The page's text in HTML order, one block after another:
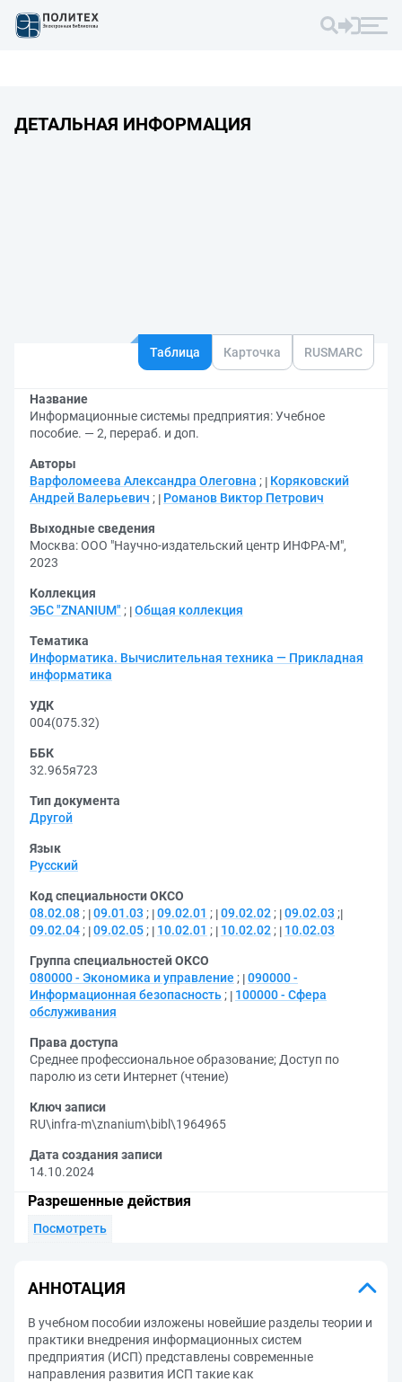
ДЕТАЛЬНАЯ ИНФОРМАЦИЯ
Таблица Карточка RUSMARC
Название
Информационные системы предприятия: Учебное
пособие. — 2, перераб. и доп.
Авторы
Варфоломеева Александра Олеговна ;
Коряковский
Андрей Валерьевич ; Романов Виктор Петрович
Выходные сведения
Москва: ООО "Научно-издательский центр ИНФРА-М",
2023
Коллекция
ЭБС "ZNANIUM" ; Общая коллекция
Тематика
Информатика. Вычислительная техника — Прикладная
информатика
УДК
004(075.32)
ББК
32.965я723
Тип документа
Другой
Язык
Русский
Код специальности ОКСО
08.02.08 ; 09.01.03 ; 09.02.01 ; 09.02.02 ; 09.02.03 ;
09.02.04 ; 09.02.05 ; 10.02.01 ; 10.02.02 ; 10.02.03
Группа специальностей ОКСО
080000 - Экономика и управление ; 090000 -
Информационная безопасность ;
100000 - Сфера
обслуживания
Права доступа
Среднее профессиональное образование; Доступ по
паролю из сети Интернет (чтение)
Ключ записи
RU\infra-m\znanium\bibl\1964965
Дата создания записи
14.10.2024
Разрешенные действия
Посмотреть
АННОТАЦИЯ
В учебном пособии изложены новейшие разделы теории и
практики внедрения информационных систем
предприятия (ИСП) представлены современные
направления развития ИСП такие как